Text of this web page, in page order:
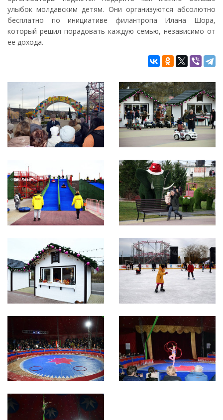
улыбок молдавским детям. Они организуются абсолютно
бесплатно по инициативе филантропа Илана Шора,
который решил порадовать каждую семью, независимо от
ее дохода.